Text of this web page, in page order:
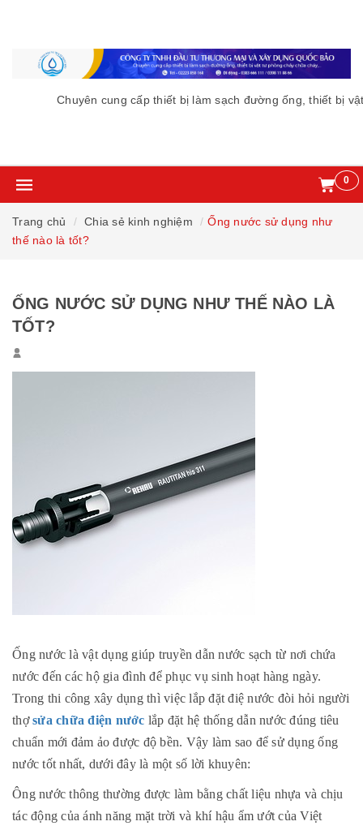
Chuyên cung cấp thiết bị làm sạch đường ống, thiết bị vật
0
Trang chủ Chia sẻ kinh nghiệm
Ống nước sử dụng như
thế nào là tốt?
ỐNG NƯỚC SỬ DỤNG NHƯ THẾ NÀO LÀ
TỐT?
Ống nước là vật dụng giúp truyền dẫn nước sạch từ nơi chứa
nước đến các hộ gia đình để phục vụ sinh hoạt hàng ngày.
Trong thi công xây dụng thì việc lắp đặt điệ nước đòi hỏi người
thợsửa chữa điện nước lắp đặt hệ thống dẫn nước đúng tiêu
chuẩn mới đảm ảo được độ bền. Vậy làm sao để sử dụng ống
nước tốt nhất, dưới đây là một số lời khuyên:
Ông nước thông thường được làm bằng chất liệu nhựa và chịu
tác động của ánh năng mặt trời và khí hậu ẩm ướt của Việt